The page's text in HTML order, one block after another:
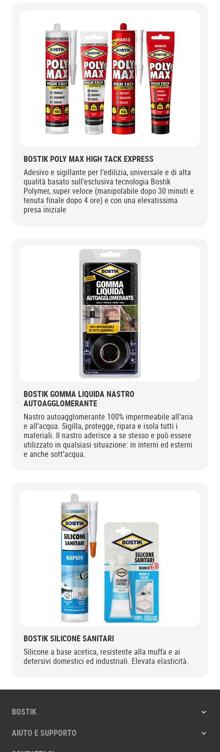
BOSTIK POLY MAX HIGH TACK EXPRESS
Adesivo e sigillante per l’edilizia, universale e di alta
qualità basato sull’esclusiva tecnologia Bostik
Polymer, super veloce (manipolabile dopo 30 minuti e
tenuta finale dopo 4 ore) e con una elevatissima
presa iniziale
BOSTIK GOMMA LIQUIDA NASTRO
AUTOAGGLOMERANTE
Nastro autoagglomerante 100% impermeabile all’aria
e all’acqua. Sigilla, protegge, ripara e isola tutti i
materiali. Il nastro aderisce a se stesso e può essere
utilizzato in qualsiasi situazione: in interni ed esterni
e anche sott’acqua.
BOSTIK SILICONE SANITARI
Silicone a base acetica, resistente alla muffa e ai
detersivi domestici ed industriali. Elevata elasticità.
BOSTIK
AIUTO E SUPPORTO